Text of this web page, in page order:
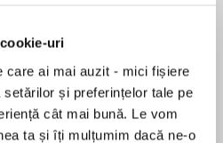
uri
care ai mai auzit - mici fișiere
și preferințelor tale pe
cât mai bună. Le vom
ta și îți mulțumim dacă ne-o
la...
Weisberger Sohn Won-pyung